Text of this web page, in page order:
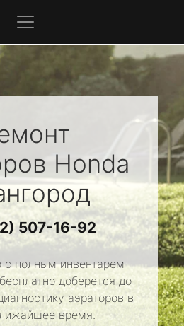
Honda
507-16-92
полным инвентарем
доберется до
аэраторов в
время.